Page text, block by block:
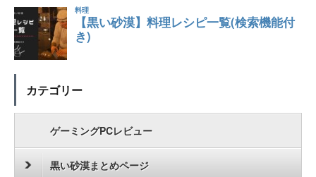
カテゴリー
ゲーミングPCレビュー
黒い砂漠まとめページ